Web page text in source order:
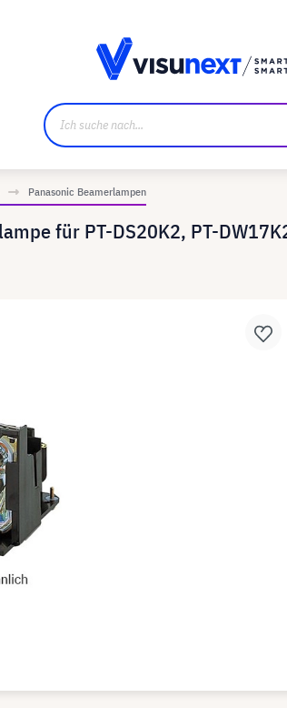
Panasonic Beamerlampen
für PT-DS20K2, PT-